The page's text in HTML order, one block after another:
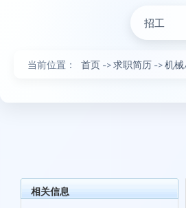
招工
当前位置： 首页 ->求职简历 ->机
相关信息